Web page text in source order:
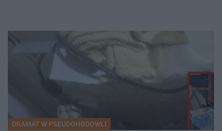
DRAMAT W PSEUDOHODOWLI